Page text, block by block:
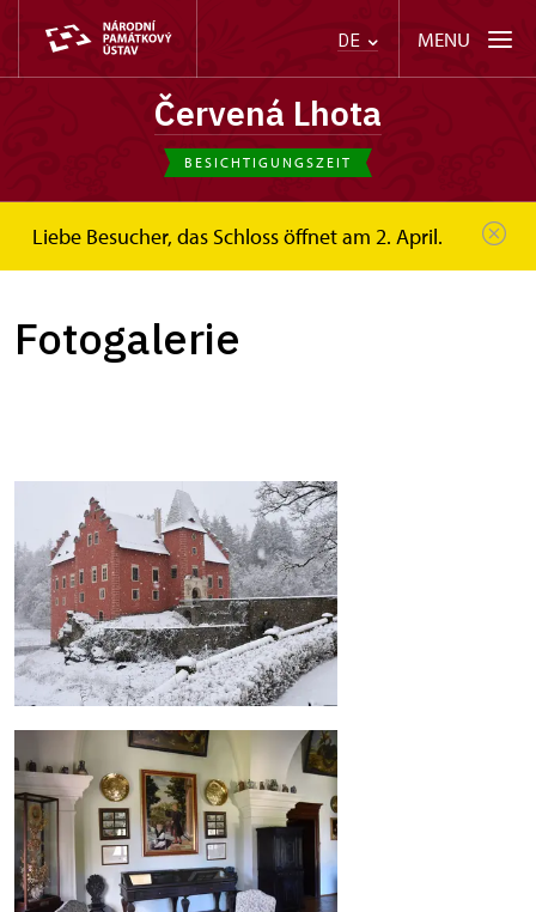
DE MENU
Červená Lhota
BESICHTIGUNGSZEIT
Liebe Besucher, das Schloss öffnet am 2. April.
Červená Lhota Fotogalerie
Fotogalerie